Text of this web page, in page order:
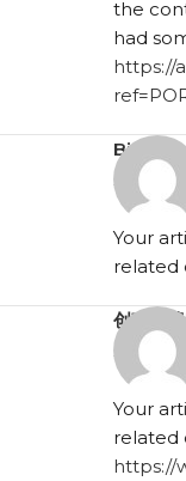
the
had
https://
Tháng
Your
related
创建免
Tháng
Your
related
https://